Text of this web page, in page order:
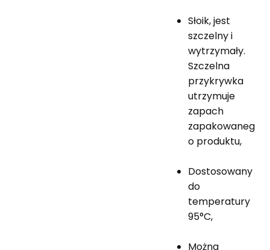
Słoik, jest
szczelny i
wytrzymały.
Szczelna
przykrywka
utrzymuje
zapach
zapakowaneg
o produktu,
Dostosowany
do
temperatury
95°C,
Można